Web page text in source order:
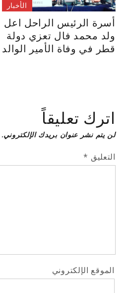
الأخبار
أسرة الرئيس الراحل اعل
ولد محمد فال تعزي دولة
قطر في وفاة الأمير الوالد
اترك تعليقاً
لن يتم نشر عنوان بريدك الإلكتروني.
التعليق *
الموقع الإلكتروني